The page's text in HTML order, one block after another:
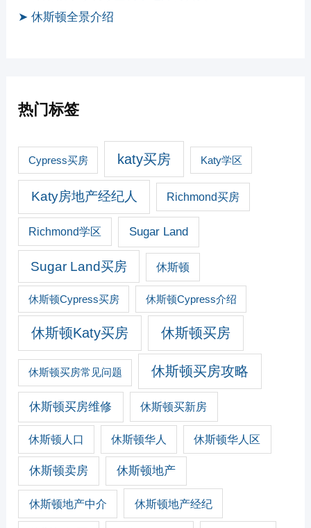
➤ 休斯顿全景介绍
热门标签
Cypress买房 katy买房 Katy学区
Katy房地产经纪人 Richmond买房
Richmond学区 Sugar Land
Sugar Land买房 休斯顿
休斯顿Cypress买房 休斯顿Cypress介绍
休斯顿Katy买房 休斯顿买房
休斯顿买房常见问题 休斯顿买房攻略
休斯顿买房维修 休斯顿买新房
休斯顿人口 休斯顿华人 休斯顿华人区
休斯顿卖房 休斯顿地产
休斯顿地产中介 休斯顿地产经纪